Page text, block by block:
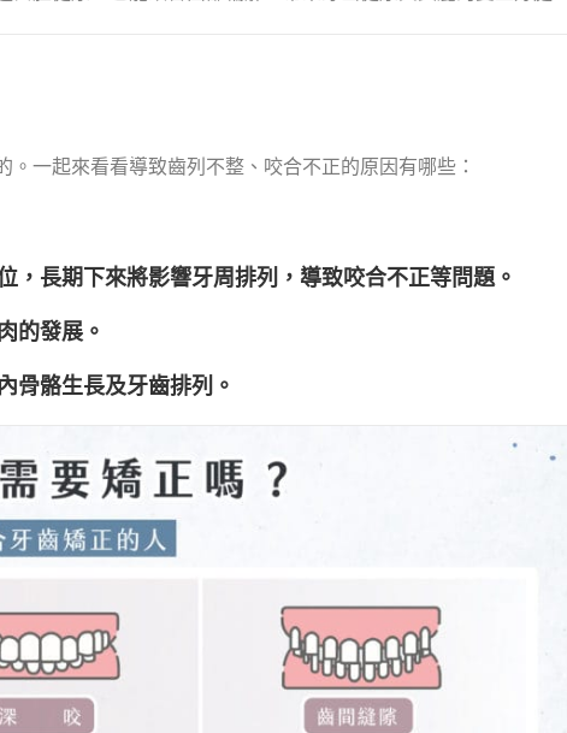
一起來看看導致齒列不整、咬合不正的原因有哪些：
，長期下來將影響牙周排列，導致咬合不正等問題。
的發展。
骨骼生長及牙齒排列。